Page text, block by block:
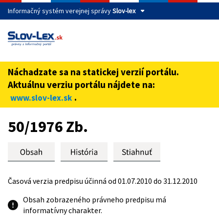
Informačný systém verejnej správySlov-lex
Táto stránka je zabezpečená
cez zabezpečenú webovú stránku verejnej správy SR.
Zabezpečená stránka vždy začína https:// pred názvom
domény webového sídla.
Náchadzate sa na statickej verzií portálu.
Aktuálnu verziu portálu nájdete na:
www.slov-lex.sk .
Preskoč na obsah
50/1976 Zb.
Časová verzia predpisu účinná od 01.07.2010 do 31.12.2010
Obsah zobrazeného právneho predpisu má
informatívny charakter.